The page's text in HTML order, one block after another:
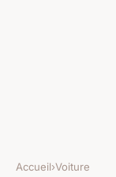
Accueil›Voiture